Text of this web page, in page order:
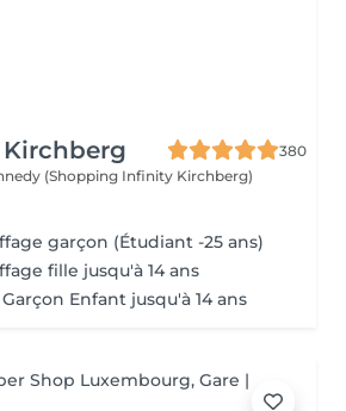
Kirchberg
380
(Shopping Infinity Kirchberg)
garçon (Étudiant -25 ans)
fille jusqu'à 14 ans
Enfant jusqu'à 14 ans